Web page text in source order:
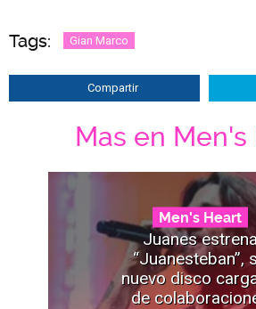
Tags: Gian Marco
Compartir
Mas en Men's
Men's Heart
Juanes
“Juanesteban”,
nuevo disco
de